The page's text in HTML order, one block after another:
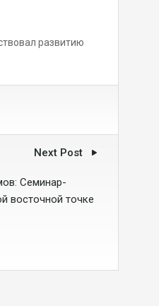
развитию
Next Post
Семинар-
восточной точке